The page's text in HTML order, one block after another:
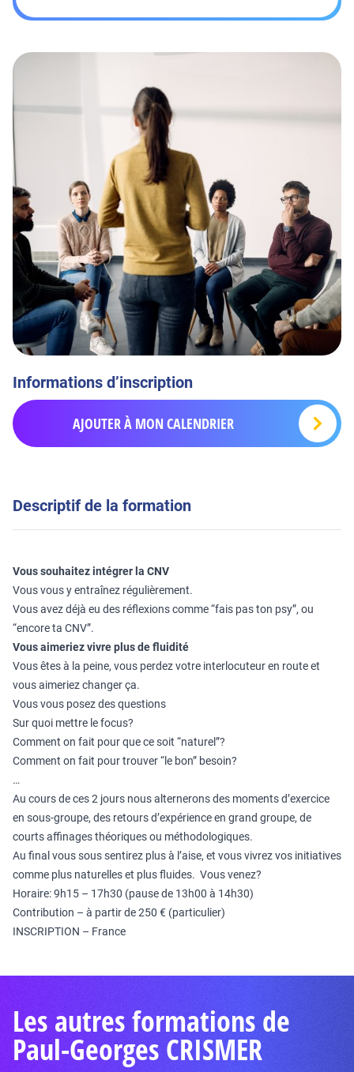
Informations d’inscription
AJOUTER À MON CALENDRIER
Descriptif de la formation
Vous souhaitez intégrer la CNV
Vous vous y entraînez régulièrement.
Vous avez déjà eu des réflexions comme “fais pas ton psy”, ou
“encore ta CNV”.
Vous aimeriez vivre plus de fluidité
Vous êtes à la peine, vous perdez votre interlocuteur en route et
vous aimeriez changer ça.
Vous vous posez des questions
Sur quoi mettre le focus?
Comment on fait pour que ce soit “naturel”?
Comment on fait pour trouver “le bon” besoin?
…
Au cours de ces 2 jours nous alternerons des moments d’exercice
en sous-groupe, des retours d’expérience en grand groupe, de
courts affinages théoriques ou méthodologiques.
Au final vous sous sentirez plus à l’aise, et vous vivrez vos initiatives
comme plus naturelles et plus fluides. Vous venez?
Horaire: 9h15 – 17h30 (pause de 13h00 à 14h30)
Contribution – à partir de 250 € (particulier)
INSCRIPTION – France
Les autres formations de
Paul-Georges CRISMER